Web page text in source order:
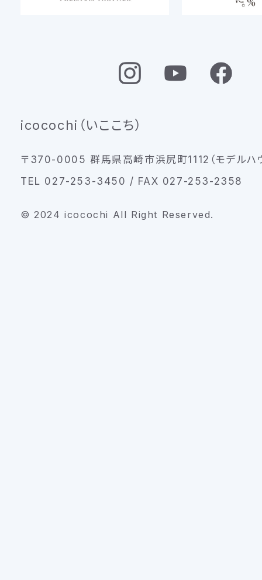
icocochi（いここち）
〒370-0005 群馬県高崎市浜尻町1112（モデルハ
TEL 027-253-3450 / FAX 027-253-2358
© 2024 icocochi All Right Reserved.